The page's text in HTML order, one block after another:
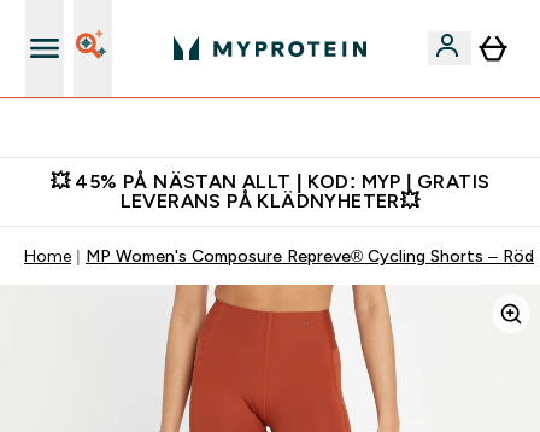
💥 45% PÅ NÄSTAN ALLT | KOD: MYP | GRATIS
LEVERANS PÅ KLÄDNYHETER💥
Home MP Women's Composure Repreve® Cycling Shorts – Röd